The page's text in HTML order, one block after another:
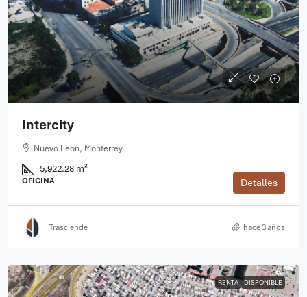
Intercity
Nuevo León, Monterrey
5,922.28 m²
OFICINA Detalles
Trasciende hace 3 años
RENTA DISPONIBLE